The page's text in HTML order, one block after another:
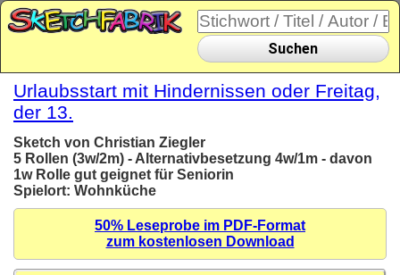
Suchen
Urlaubsstart mit Hindernissen oder Freitag,
der 13.
Sketch von Christian Ziegler
5 Rollen (3w/2m) - Alternativbesetzung 4w/1m - davon
1w Rolle gut geignet für Seniorin
Spielort: Wohnküche
50% Leseprobe im PDF-Format
zum kostenlosen Download